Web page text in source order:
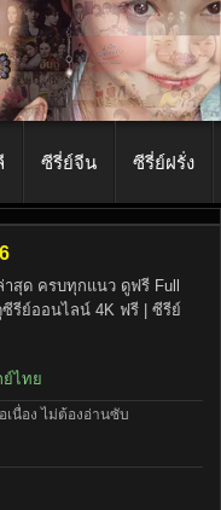
ซีรี่ย์จีน ซีรี่ย์ฝรั่ง
สุด ครบทุกแนว ดูฟรี Full
รีย์ออนไลน์ 4K ฟรี | ซีรีย์
ไทย
นื่อง ไม่ต้องอ่านซับ